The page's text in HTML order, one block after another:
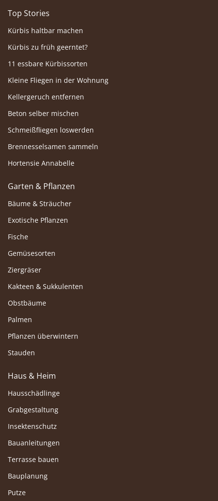
Top Stories
Kürbis haltbar machen
Kürbis zu früh geerntet?
11 essbare Kürbissorten
Kleine Fliegen in der Wohnung
Kellergeruch entfernen
Beton selber mischen
Schmeißfliegen loswerden
Brennesselsamen sammeln
Hortensie Annabelle
Garten & Pflanzen
Bäume & Sträucher
Exotische Pflanzen
Fische
Gemüsesorten
Ziergräser
Kakteen & Sukkulenten
Obstbäume
Palmen
Pflanzen überwintern
Stauden
Haus & Heim
Hausschädlinge
Grabgestaltung
Insektenschutz
Bauanleitungen
Terrasse bauen
Bauplanung
Putze